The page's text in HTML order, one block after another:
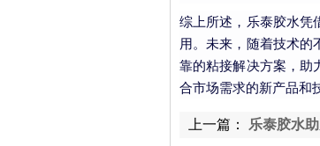
综上所述，乐泰胶水凭
用。未来，随着技术的
靠的粘接解决方案，助
合市场需求的新产品和
上一篇： 乐泰胶水